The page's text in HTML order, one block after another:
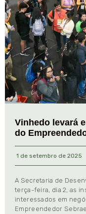
Vinhedo levará
do
1 de setembro de 2025
A Secretaria de
terça-feira, dia 2, as
interessados em
Empreendedor